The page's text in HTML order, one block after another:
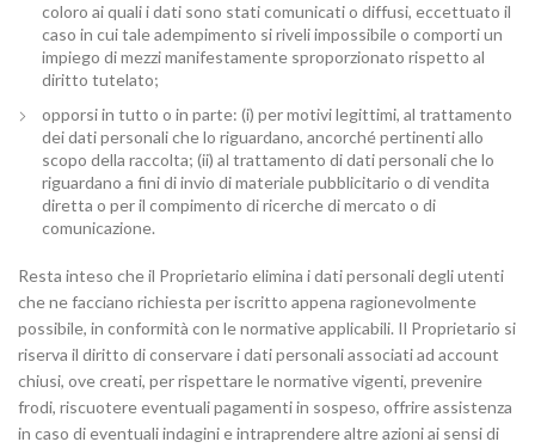
coloro ai quali i dati sono stati comunicati o diffusi, eccettuato il
caso in cui tale adempimento si riveli impossibile o comporti un
impiego di mezzi manifestamente sproporzionato rispetto al
diritto tutelato;
opporsi in tutto o in parte: (i) per motivi legittimi, al trattamento
dei dati personali che lo riguardano, ancorché pertinenti allo
scopo della raccolta; (ii) al trattamento di dati personali che lo
riguardano a fini di invio di materiale pubblicitario o di vendita
diretta o per il compimento di ricerche di mercato o di
comunicazione.
Resta inteso che il Proprietario elimina i dati personali degli utenti
che ne facciano richiesta per iscritto appena ragionevolmente
possibile, in conformità con le normative applicabili. Il Proprietario si
riserva il diritto di conservare i dati personali associati ad account
chiusi, ove creati, per rispettare le normative vigenti, prevenire
frodi, riscuotere eventuali pagamenti in sospeso, offrire assistenza
in caso di eventuali indagini e intraprendere altre azioni ai sensi di